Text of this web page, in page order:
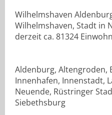
Wilhelmshaven
Wilhelmshaven, Stadt in
derzeit ca. 81324
Aldenburg, Altengroden,
Innenhafen, Innenstadt,
Neuende, Rüstringer
Siebethsburg